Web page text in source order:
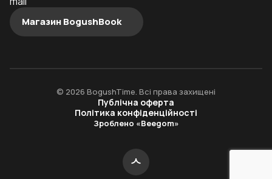
Магазин BogushBook
© 2026 BogushTime. Всі права захищені
Публічна оферта
Політика конфіденційності
Зроблено «Beegom»